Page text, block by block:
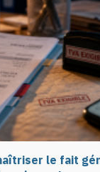
le fait